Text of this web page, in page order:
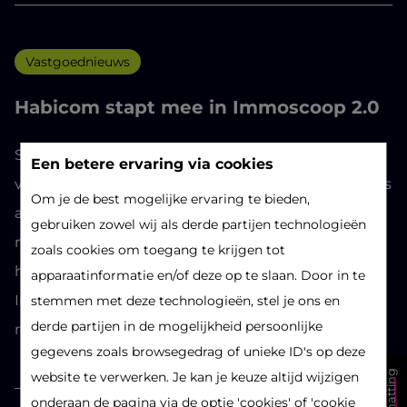
Een betere ervaring via cookies
Om je de best mogelijke ervaring te bieden,
gebruiken zowel wij als derde partijen technologieën
zoals cookies om toegang te krijgen tot
apparaatinformatie en/of deze op te slaan. Door in te
stemmen met deze technologieën, stel je ons en
derde partijen in de mogelijkheid persoonlijke
gegevens zoals browsegedrag of unieke ID's op deze
website te verwerken. Je kan je keuze altijd wijzigen
onderaan de pagina via de optie 'cookies' of 'cookie
Vastgoednieuws
Habicom stapt mee in Immoscoop 2.0
Samen met KBC en 15 andere
vastgoedmakelaars/groepen stapt ook Habicom, als
aandeelhouder, mee in Immoscoop 2.0. De 16
makelaars en bank en verzekeraar KBC slaan de
handen in elkaar om het volledig nieuwe platform,
Immoscoop 2.0, te laten uitgroeien tot de
referentiepartner op de vastgoedmarkt.